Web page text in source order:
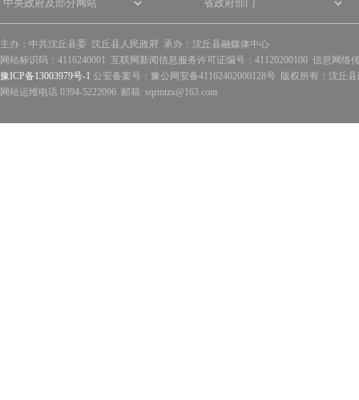
主办：中共沈丘县委 沈丘县人民政府 承办：沈丘县融媒体中心
网站标识码：4116240001 互联网新闻信息服务许可证编号：41120200100 信息网络
豫ICP备13003979号-1 公安备案号：豫公网安备41162402000128号 版权所有：沈丘
网站运维电话 0394-5222096 邮箱: sqrmtzx@163.com